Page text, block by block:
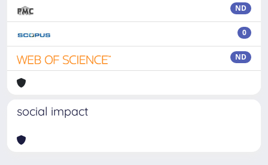
ND
0
ND
social impact